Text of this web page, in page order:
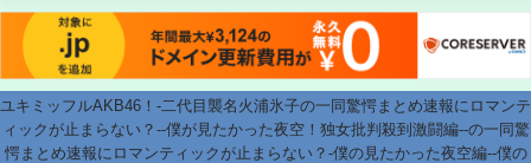
ユキミッフルAKB46！-二代目襲名火浦氷子の一同驚愕まとめ速報にロマンテ
ィックが止まらない？--僕が見たかった夜空！独女批判殺到激闘編--の一同驚
愕まとめ速報にロマンティックが止まらない？-僕の見たかった夜空編--僕の